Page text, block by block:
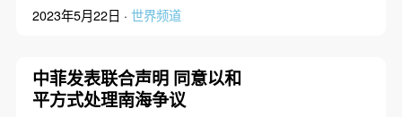
2023年5月22日 · 世界频道
中菲发表联合声明 同意以和
平方式处理南海争议